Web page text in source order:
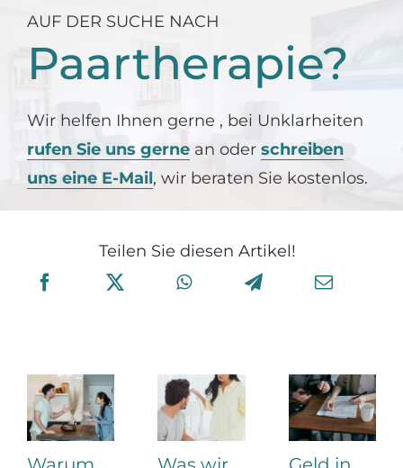
AUF DER SUCHE NACH
Paartherapie?
Wir helfen Ihnen gerne , bei Unklarheiten
rufen Sie uns gernean oder schreiben
uns eine E-Mail, wir beraten Sie kostenlos.
Teilen Sie diesen Artikel!